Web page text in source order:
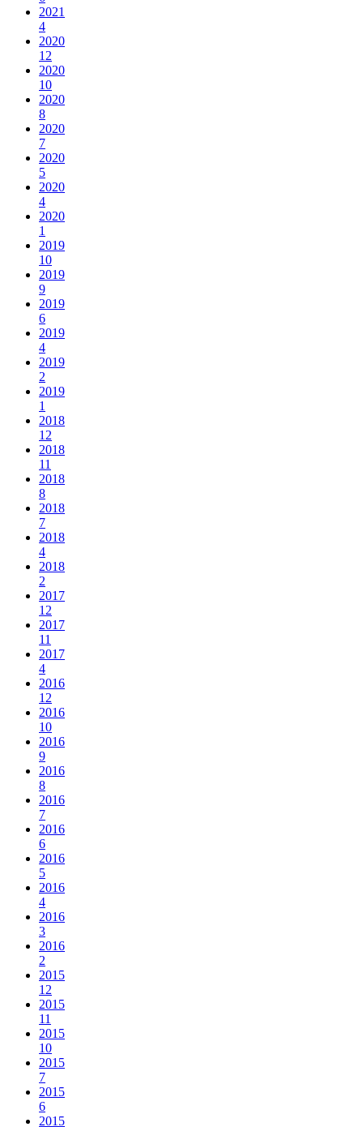
2021
4
2020
12
2020
10
2020
8
2020
7
2020
5
2020
4
2020
1
2019
10
2019
9
2019
6
2019
4
2019
2
2019
1
2018
12
2018
11
2018
8
2018
7
2018
4
2018
2
2017
12
2017
11
2017
4
2016
12
2016
10
2016
9
2016
8
2016
7
2016
6
2016
5
2016
4
2016
3
2016
2
2015
12
2015
11
2015
10
2015
7
2015
6
2015